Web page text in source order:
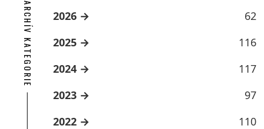
ARCHÍV KATEGORIE 2026
62
2025
116
2024
117
2023
97
2022
110